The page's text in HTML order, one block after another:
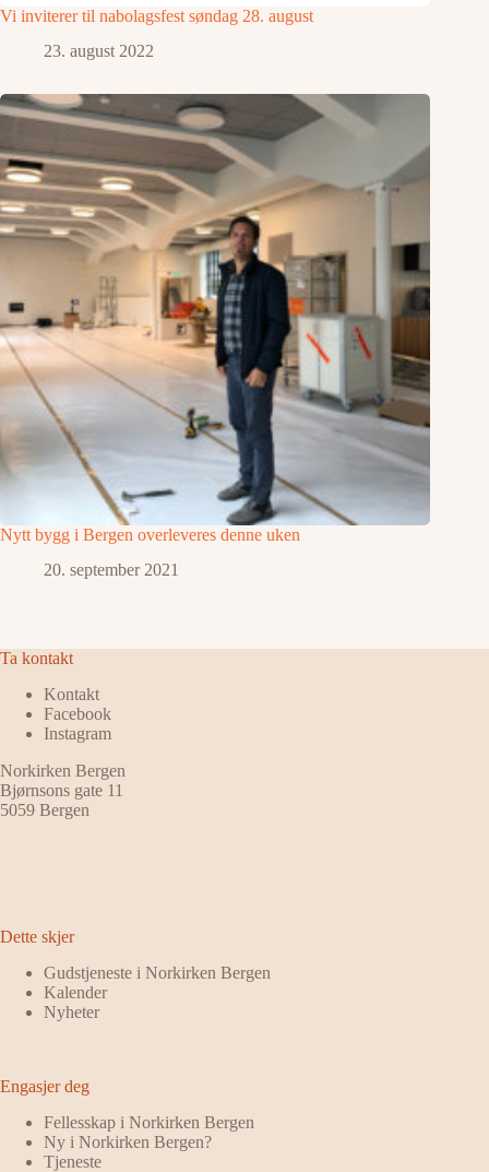
Vi inviterer til nabolagsfest søndag 28. august
23. august 2022
Nytt bygg i Bergen overleveres denne uken
20. september 2021
Ta kontakt
Kontakt
Facebook
Instagram
Norkirken Bergen
Bjørnsons gate 11
5059 Bergen
Dette skjer
Gudstjeneste i Norkirken Bergen
Kalender
Nyheter
Engasjer deg
Fellesskap i Norkirken Bergen
Ny i Norkirken Bergen?
Tjeneste